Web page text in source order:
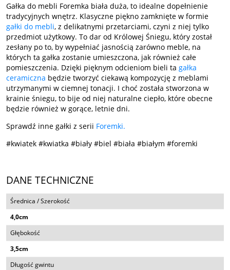
Gałka do mebli Foremka biała duża, to idealne dopełnienie
tradycyjnych wnętrz. Klasyczne piękno zamknięte w formie
gałki do mebli, z delikatnymi przetarciami, czyni z niej tylko
przedmiot użytkowy. To dar od Królowej Śniegu, który został
zesłany po to, by wypełniać jasnością zarówno meble, na
których ta gałka zostanie umieszczona, jak również całe
pomieszczenia. Dzięki pięknym odcieniom bieli ta gałka
ceramiczna będzie tworzyć ciekawą kompozycję z meblami
utrzymanymi w ciemnej tonacji. I choć została stworzona w
krainie śniegu, to bije od niej naturalne ciepło, które obecne
będzie również w gorące, letnie dni.
Sprawdź inne gałki z serii Foremki.
#kwiatek #kwiatka #biały #biel #biała #białym #foremki
DANE TECHNICZNE
Średnica / Szerokość
4,0cm
Głębokość
3,5cm
Długość gwintu